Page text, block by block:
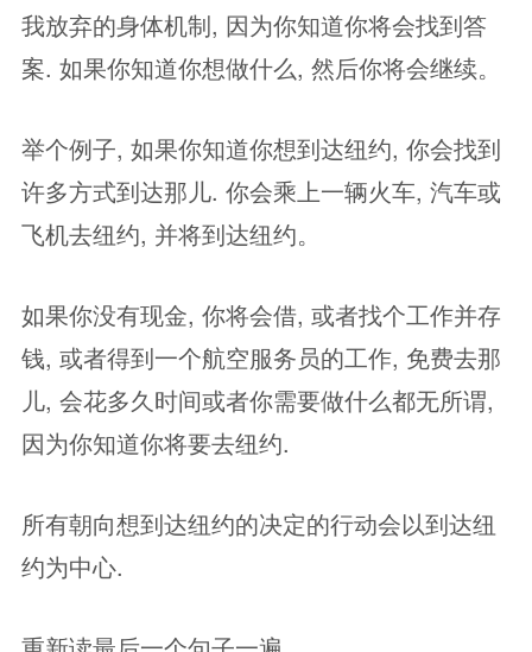
我放弃的身体机制, 因为你知道你将会找到答
案. 如果你知道你想做什么, 然后你将会继续。
举个例子, 如果你知道你想到达纽约, 你会找到
许多方式到达那儿. 你会乘上一辆火车, 汽车或
飞机去纽约, 并将到达纽约。
如果你没有现金, 你将会借, 或者找个工作并存
钱, 或者得到一个航空服务员的工作, 免费去那
儿, 会花多久时间或者你需要做什么都无所谓,
因为你知道你将要去纽约.
所有朝向想到达纽约的决定的行动会以到达纽
约为中心.